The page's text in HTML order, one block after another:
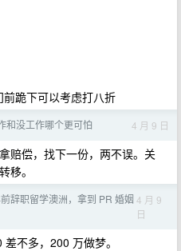
跪下可以考虑打八折
和没工作哪个更可怕 4 月 9 日
赔偿，找下一份，两不误。关
移。
辞职留学澳洲，拿到 PR 婚姻 4 月 9
日
不多，200 万做梦。